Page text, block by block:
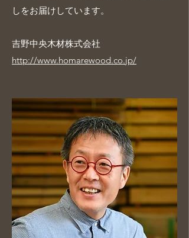
しをお届けしています。
吉野中央木材株式会社
http://www.homarewood.co.jp/